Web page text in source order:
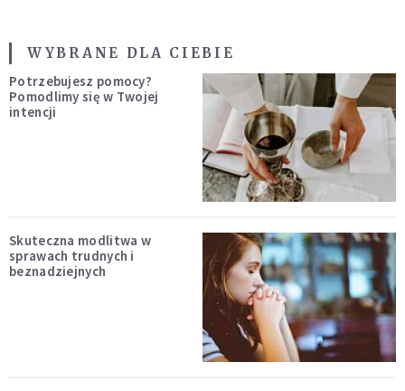
WYBRANE DLA CIEBIE
Potrzebujesz pomocy?
Pomodlimy się w Twojej
intencji
Skuteczna modlitwa w
sprawach trudnych i
beznadziejnych